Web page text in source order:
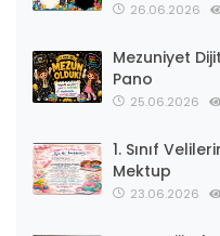
26.06.2026
Mezuniyet
Pano
25.06.2026
1. Sınıf
Mektup
23.06.2026